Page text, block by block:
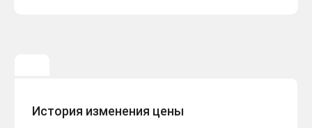
История изменения цены